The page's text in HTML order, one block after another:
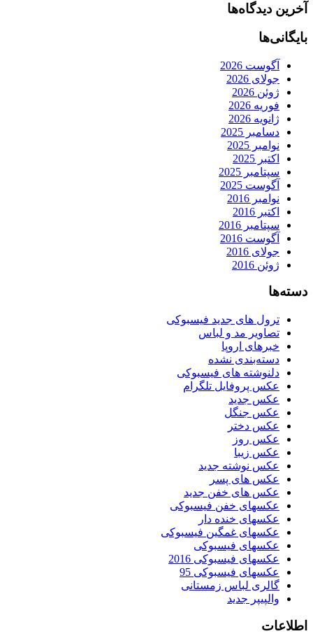
آخرین دیدگاه‌ها
بایگانی‌ها
آگوست 2026
جولای 2026
ژوئن 2026
فوریه 2026
ژانویه 2026
دسامبر 2025
نوامبر 2025
اکتبر 2025
سپتامبر 2025
آگوست 2025
نوامبر 2016
اکتبر 2016
سپتامبر 2016
آگوست 2016
جولای 2016
ژوئن 2016
دسته‌ها
ترول های جدید فیسبوکی
تصاویر مد و لباس
خبرهای اروپا
دسته‌بندی نشده
دلنوشته های فیسبوکی
عکس پروفایل تلگرام
عکس جدید
عکس جنگل
عکس دختر
عکس روز
عکس زیبا
عکس نوشته جدید
عکس های پسر
عکس های خفن جدید
عکسهای خفن فیسبوکی
عکسهای خنده دار
عکسهای غمگین فیسبوکی
عکسهای فیسبوکی
عکسهای فیسبوکی 2016
عکسهای فیسبوکی 95
گالری لباس زمستانی
والپیپر جدید
اطلاعات